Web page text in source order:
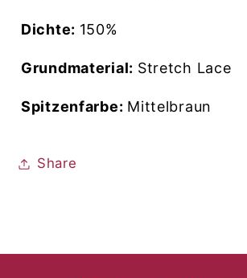
Dichte: 150%
Grundmaterial: Stretch Lace
Spitzenfarbe: Mittelbraun
Share